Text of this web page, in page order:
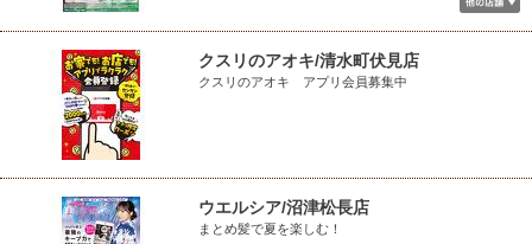
クスリのアオキ/清水町伏見店
クスリのアオキ アプリ会員募集中
ウエルシア/沼津松長店
まとめ髪で夏を楽しむ！